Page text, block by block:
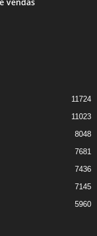
11724
11023
8048
7681
7436
7145
5960